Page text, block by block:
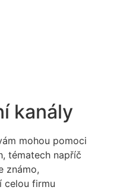
kanály
mohou pomoci
tématech napříč
známo,
celou firmu